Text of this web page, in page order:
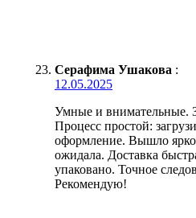
Серафима Ушакова :
12.05.2025
Умные и внимательные.
Процесс простой:
оформление. Вышло ярко
ожидала. Доставка
упаковано. Точное
Рекомендую!